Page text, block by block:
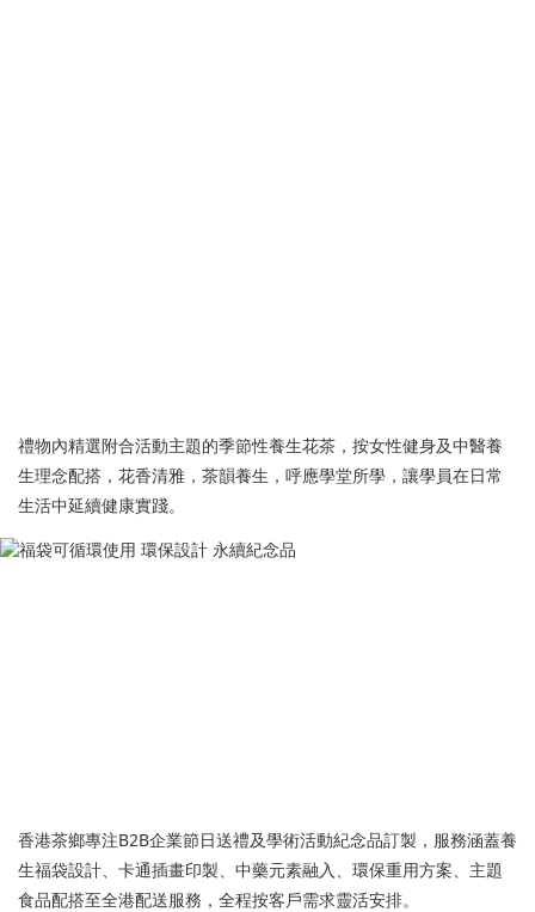
禮物內精選附合活動主題的季節性養生花茶，按女性健身及中醫養
生理念配搭，花香清雅，茶韻養生，呼應學堂所學，讓學員在日常
生活中延續健康實踐。
香港茶鄉專注B2B企業節日送禮及學術活動紀念品訂製，服務涵蓋養
生福袋設計、卡通插畫印製、中藥元素融入、環保重用方案、主題
食品配搭至全港配送服務，全程按客戶需求靈活安排。